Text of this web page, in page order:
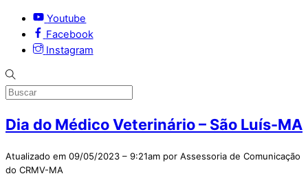
Youtube
Facebook
Instagram
Dia do Médico Veterinário – São Luís-MA
Atualizado em 09/05/2023 – 9:21am por Assessoria de Comunicação
do CRMV-MA